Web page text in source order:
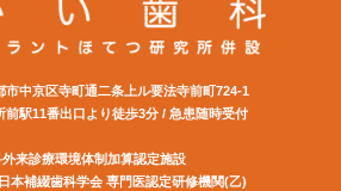
中京区寺町通二条上ル要法寺前町724-1
前駅11番出口より徒歩3分 / 急患随時受付
外来診療環境体制加算認定施設
本補綴⻭科学会 専⾨医認定研修機関(⼄)